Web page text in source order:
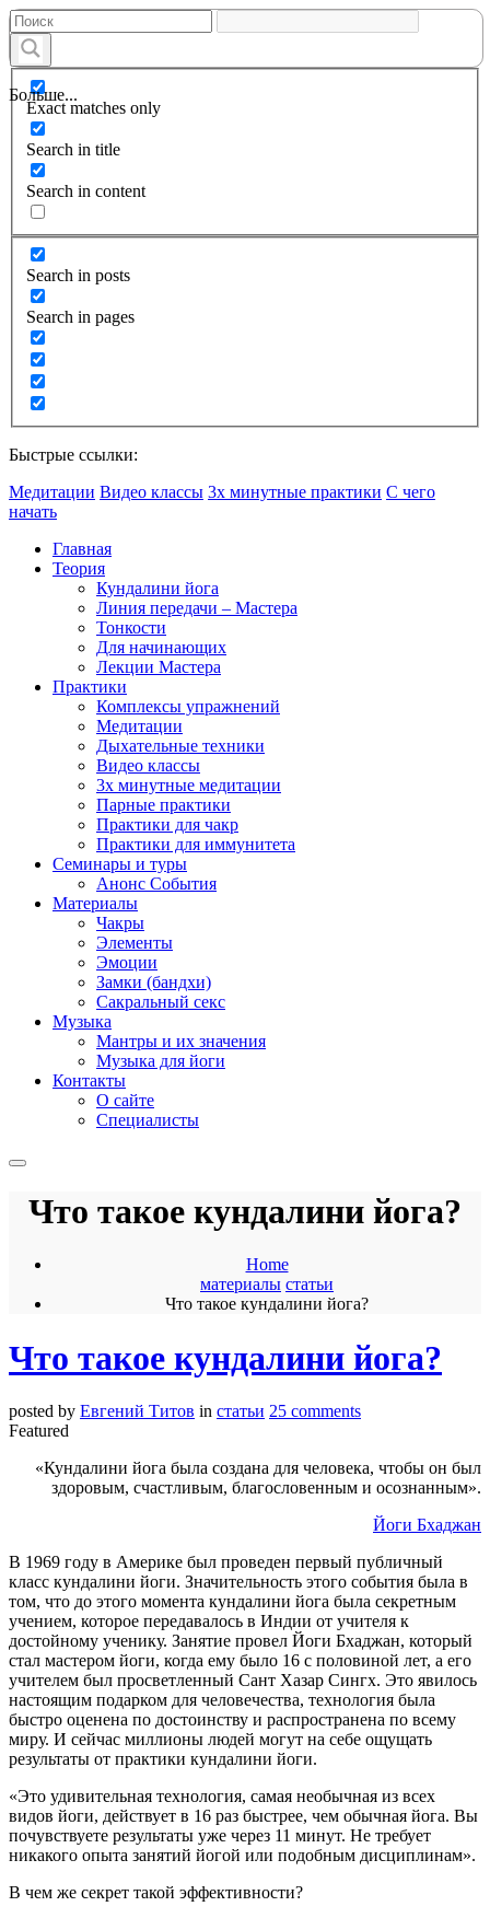
Больше...
Exact matches only
Search in title
Search in content
Search in posts
Search in pages
Быстрые ссылки:
Медитации Видео классы 3х минутные практики С чего
начать
Главная
Теория
Кундалини йога
Линия передачи – Мастера
Тонкости
Для начинающих
Лекции Мастера
Практики
Комплексы упражнений
Медитации
Дыхательные техники
Видео классы
3х минутные медитации
Парные практики
Практики для чакр
Практики для иммунитета
Семинары и туры
Анонс События
Материалы
Чакры
Элементы
Эмоции
Замки (бандхи)
Сакральный секс
Музыка
Мантры и их значения
Музыка для йоги
Контакты
О сайте
Специалисты
Что такое кундалини йога?
Home
материалы статьи
Что такое кундалини йога?
Что такое кундалини йога?
posted by Евгений Титов in статьи 25 comments
Featured
«Кундалини йога была создана для человека, чтобы он был
здоровым, счастливым, благословенным и осознанным».
Йоги Бхаджан
В 1969 году в Америке был проведен первый публичный
класс кундалини йоги. Значительность этого события была в
том, что до этого момента кундалини йога была секретным
учением, которое передавалось в Индии от учителя к
достойному ученику. Занятие провел Йоги Бхаджан, который
стал мастером йоги, когда ему было 16 с половиной лет, а его
учителем был просветленный Сант Хазар Сингх. Это явилось
настоящим подарком для человечества, технология была
быстро оценена по достоинству и распространена по всему
миру. И сейчас миллионы людей могут на себе ощущать
результаты от практики кундалини йоги.
«Это удивительная технология, самая необычная из всех
видов йоги, действует в 16 раз быстрее, чем обычная йога. Вы
почувствуете результаты уже через 11 минут. Не требует
никакого опыта занятий йогой или подобным дисциплинам».
В чем же секрет такой эффективности?